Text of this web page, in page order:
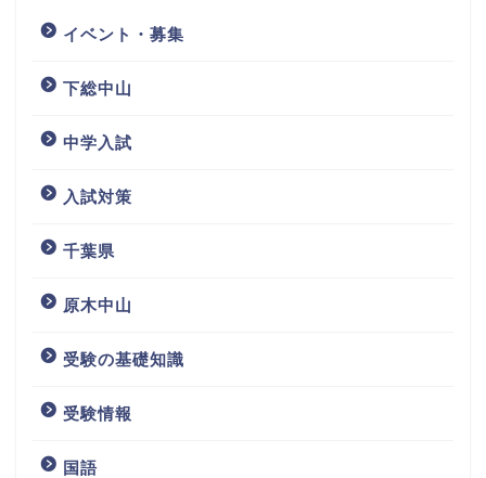
イベント・募集
下総中山
中学入試
入試対策
千葉県
原木中山
受験の基礎知識
受験情報
国語